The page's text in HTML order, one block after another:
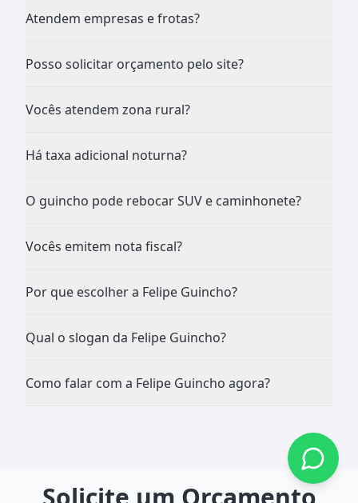
Atendem empresas e frotas?
Posso solicitar orçamento pelo site?
Vocês atendem zona rural?
Há taxa adicional noturna?
O guincho pode rebocar SUV e caminhonete?
Vocês emitem nota fiscal?
Por que escolher a Felipe Guincho?
Qual o slogan da Felipe Guincho?
Como falar com a Felipe Guincho agora?